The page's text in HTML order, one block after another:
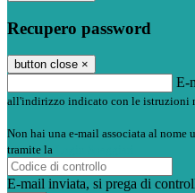
Recupero password
button close ×
E-
all'indirizzo indicato con le istruzioni
Non hai una e-mail associata al nome
tramite la
E-mail inviata, si prega di